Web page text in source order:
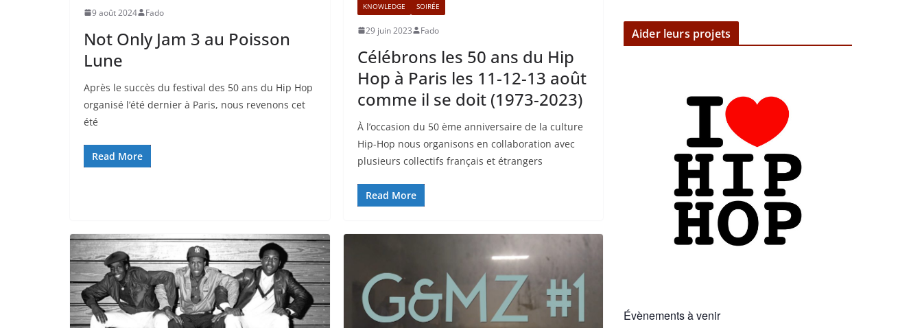
9 août 2024 Fado
Not Only Jam 3 au Poisson
Lune
Après le succès du festival des 50 ans du Hip Hop
organisé l’été dernier à Paris, nous revenons cet
été
Read More
KNOWLEDGE
SOIRÉE
29 juin 2023 Fado
Célébrons les 50 ans du Hip
Hop à Paris les 11-12-13 août
comme il se doit (1973-2023)
À l’occasion du 50 ème anniversaire de la culture
Hip-Hop nous organisons en collaboration avec
plusieurs collectifs français et étrangers
Read More
Aider leurs projets
Évènements à venir